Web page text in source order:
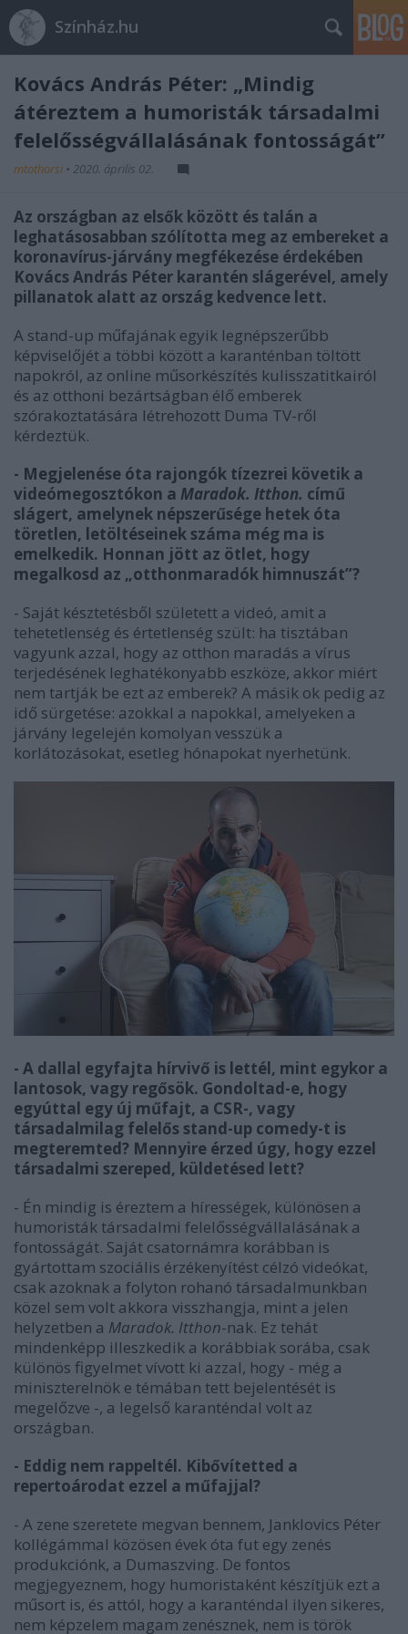
Színház.hu
Kovács András Péter: „Mindig
átéreztem a humoristák társadalmi
felelősségvállalásának fontosságát”
mtothorsi • 2020. április 02.
Az országban az elsők között és talán a
leghatásosabban szólította meg az embereket a
koronavírus-járvány megfékezése érdekében
Kovács András Péter karantén slágerével, amely
pillanatok alatt az ország kedvence lett.
A stand-up műfajának egyik legnépszerűbb
képviselőjét a többi között a karanténban töltött
napokról, az online műsorkészítés kulisszatitkairól
és az otthoni bezártságban élő emberek
szórakoztatására létrehozott Duma TV-ről
kérdeztük.
- Megjelenése óta rajongók tízezrei követik a
videómegosztókon a Maradok. Itthon. című
slágert, amelynek népszerűsége hetek óta
töretlen, letöltéseinek száma még ma is
emelkedik. Honnan jött az ötlet, hogy
megalkosd az „otthonmaradók himnuszát”?
- Saját késztetésből született a videó, amit a
tehetetlenség és értetlenség szült: ha tisztában
vagyunk azzal, hogy az otthon maradás a vírus
terjedésének leghatékonyabb eszköze, akkor miért
nem tartják be ezt az emberek? A másik ok pedig az
idő sürgetése: azokkal a napokkal, amelyeken a
járvány legelején komolyan vesszük a
korlátozásokat, esetleg hónapokat nyerhetünk.
- A dallal egyfajta hírvivő is lettél, mint egykor a
lantosok, vagy regősök. Gondoltad-e, hogy
egyúttal egy új műfajt, a CSR-, vagy
társadalmilag felelős stand-up comedy-t is
megteremted? Mennyire érzed úgy, hogy ezzel
társadalmi szereped, küldetésed lett?
- Én mindig is éreztem a hírességek, különösen a
humoristák társadalmi felelősségvállalásának a
fontosságát. Saját csatornámra korábban is
gyártottam szociális érzékenyítést célzó videókat,
csak azoknak a folyton rohanó társadalmunkban
közel sem volt akkora visszhangja, mint a jelen
helyzetben a Maradok. Itthon-nak. Ez tehát
mindenképp illeszkedik a korábbiak sorába, csak
különös figyelmet vívott ki azzal, hogy - még a
miniszterelnök e témában tett bejelentését is
megelőzve -, a legelső karanténdal volt az
országban.
- Eddig nem rappeltél. Kibővítetted a
repertoárodat ezzel a műfajjal?
- A zene szeretete megvan bennem, Janklovics Péter
kollégámmal közösen évek óta fut egy zenés
produkciónk, a Dumaszving. De fontos
megjegyeznem, hogy humoristaként készítjük ezt a
műsort is, és attól, hogy a karanténdal ilyen sikeres,
nem képzelem magam zenésznek, nem is török